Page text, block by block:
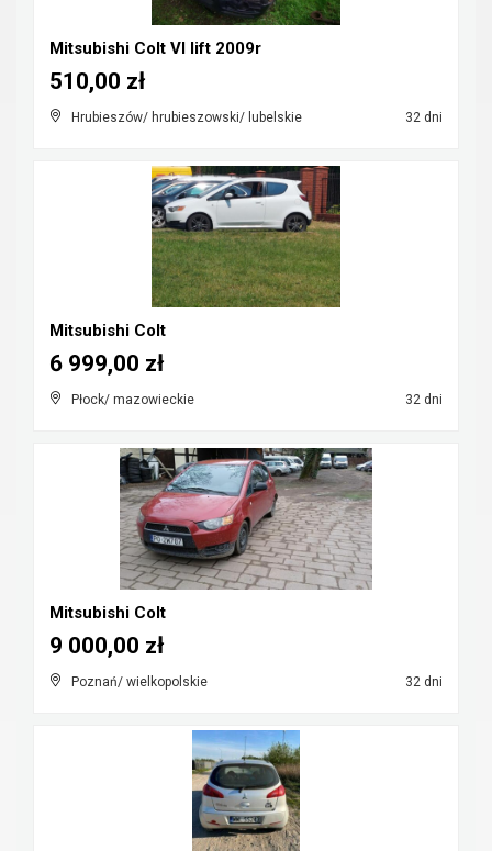
Mitsubishi Colt VI lift 2009r
Hrubieszów/ hrubieszowski/ lubelskie 32 dni
510,00 zł
Mitsubishi Colt
Płock/ mazowieckie 32 dni
6 999,00 zł
Mitsubishi Colt
Poznań/ wielkopolskie 32 dni
9 000,00 zł